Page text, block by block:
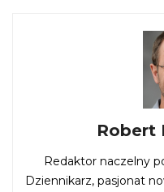
Robert
Redaktor naczelny
Dziennikarz, pasjonat